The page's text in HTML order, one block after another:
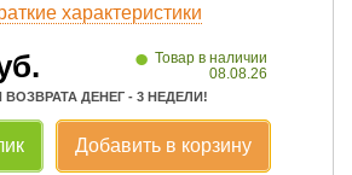
характеристики
• Товар в наличии
08.08.26
ВОЗВРАТА ДЕНЕГ - 3 НЕДЕЛИ!
Добавить в корзину